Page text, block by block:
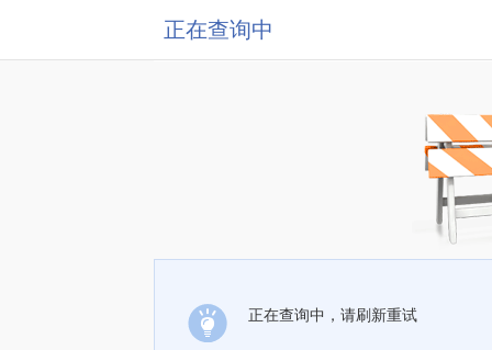
正在查询中
正在查询中，请刷新重试